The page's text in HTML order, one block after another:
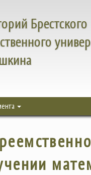
Брестского